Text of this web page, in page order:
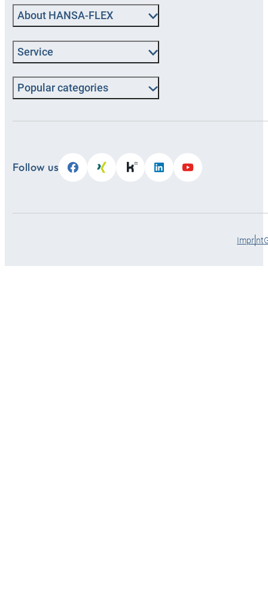
About HANSA‑FLEX
Service
Popular categories
Follow us
Imprint